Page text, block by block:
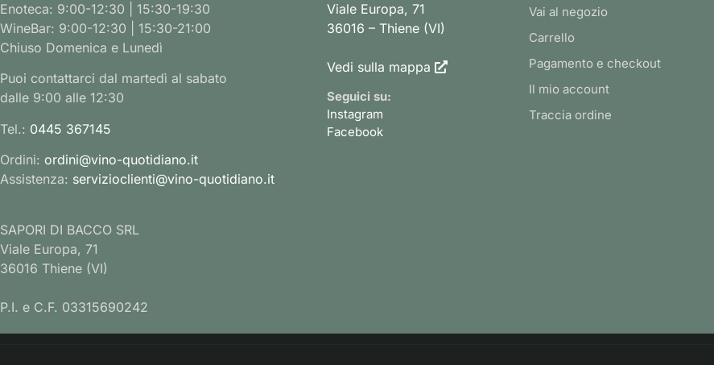
Enoteca: 9:00-12:30 | 15:30-19:30
WineBar: 9:00-12:30 | 15:30-21:00
Chiuso Domenica e Lunedì
Puoi contattarci dal martedì al sabato
dalle 9:00 alle 12:30
Tel.: 0445 367145
Ordini: ordini@vino-quotidiano.it
Assistenza: servizioclienti@vino-quotidiano.it
SAPORI DI BACCO SRL
Viale Europa, 71
36016 Thiene (VI)
P.I. e C.F. 03315690242
Viale Europa, 71
36016 – Thiene (VI)
Vedi sulla mappa
Seguici su:
Instagram
Facebook
Vai al negozio
Carrello
Pagamento e checkout
Il mio account
Traccia ordine